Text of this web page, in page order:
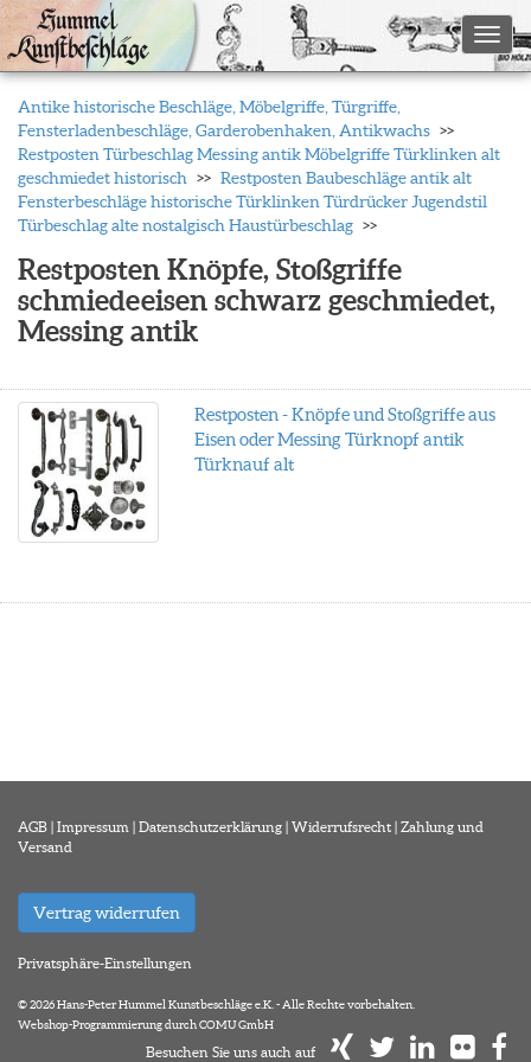
Antike historische Beschläge, Möbelgriffe, Türgriffe,
Fensterladenbeschläge, Garderobenhaken, Antikwachs
Restposten Türbeschlag Messing antik Möbelgriffe Türklinken alt
geschmiedet historisch
Restposten Baubeschläge antik alt
Fensterbeschläge historische Türklinken Türdrücker Jugendstil
Türbeschlag alte nostalgisch Haustürbeschlag
Restposten Knöpfe, Stoßgriffe
schmiedeeisen schwarz geschmiedet,
Messing antik
Restposten - Knöpfe und Stoßgriffe aus
Eisen oder Messing Türknopf antik
Türknauf alt
AGB | Impressum | Datenschutzerklärung | Widerrufsrecht | Zahlung und
Versand
Vertrag widerrufen
Privatsphäre-Einstellungen
© 2026 Hans-Peter Hummel Kunstbeschläge e.K. - Alle Rechte vorbehalten.
Webshop-Programmierung durch COMU GmbH
Besuchen Sie uns auch auf